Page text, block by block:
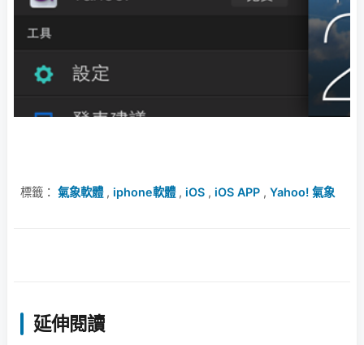
標籤： 氣象軟體, iphone軟體, iOS , iOS APP , Yahoo! 氣象
延伸閱讀